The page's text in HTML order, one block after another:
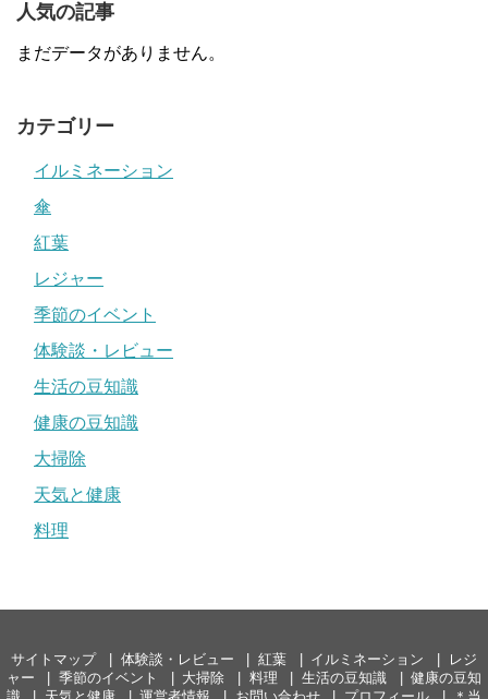
人気の記事
まだデータがありません。
カテゴリー
イルミネーション
傘
紅葉
レジャー
季節のイベント
体験談・レビュー
生活の豆知識
健康の豆知識
大掃除
天気と健康
料理
サイトマップ 体験談・レビュー 紅葉 イルミネーション
レジ
ャー
季節のイベント 大掃除 料理 生活の豆知識
健康の豆知